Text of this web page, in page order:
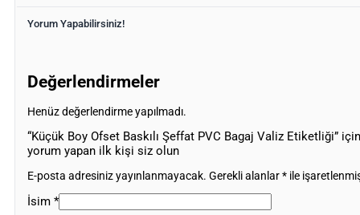
Yorum Yapabilirsiniz!
Değerlendirmeler
Henüz değerlendirme yapılmadı.
“Küçük Boy Ofset Baskılı Şeffat PVC Bagaj Valiz Etiketliği” için
yorum yapan ilk kişi siz olun
E-posta adresiniz yayınlanmayacak. Gerekli alanlar* ile
İsim *